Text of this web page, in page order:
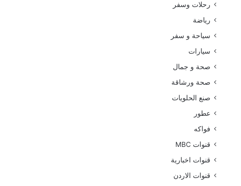
رحلات وسفر
رياضة
سياحة و سفر
سيارات
صحة و جمال
صحة ورشاقة
صنع الحلويات
عطور
فواكه
قنوات MBC
قنوات اخبارية
قنوات الاردن